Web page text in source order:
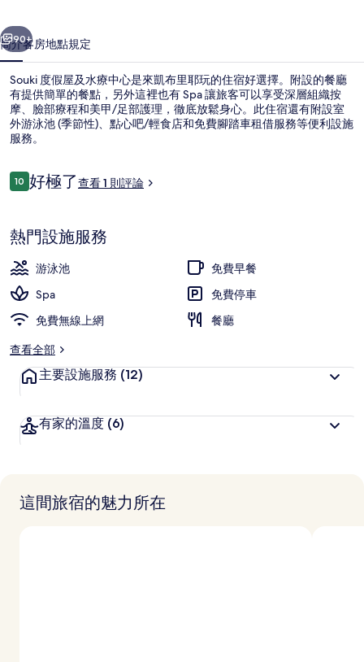
中
心
的
相
片
個 下一個
90+
簡介客房地點規定
Souki 度假屋及水療中心是來凱布里耶玩的住宿好選擇。附設的餐廳
有提供簡單的餐點，另外這裡也有 Spa 讓旅客可以享受深層組織按
摩、臉部療程和美甲/足部護理，徹底放鬆身心。此住宿還有附設室
外游泳池 (季節性)、點心吧/輕食店和免費腳踏車租借服務等便利設施
服務。
評
論
1010 分，滿分 10 分，
好極了查看 1 則評論
熱門設施服務
游泳池
免費早餐
Spa
免費停車
免費無線上網
餐廳
查看全部
主要設施服務 (12)
有家的溫度 (6)
這間旅宿的魅力所在